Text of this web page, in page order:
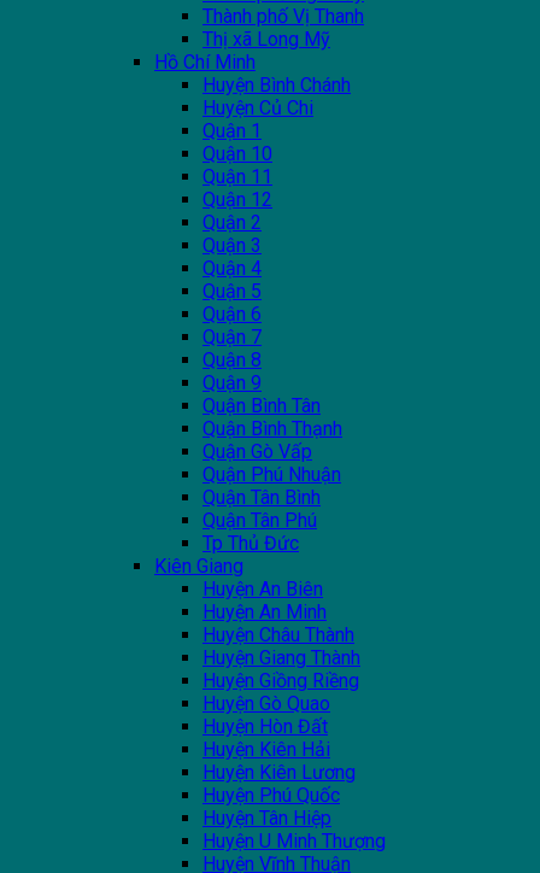
Thành phố Vị Thanh
Thị xã Long Mỹ
Hồ Chí Minh
Huyện Bình Chánh
Huyện Củ Chi
Quận 1
Quận 10
Quận 11
Quận 12
Quận 2
Quận 3
Quận 4
Quận 5
Quận 6
Quận 7
Quận 8
Quận 9
Quận Bình Tân
Quận Bình Thạnh
Quận Gò Vấp
Quận Phú Nhuận
Quận Tân Bình
Quận Tân Phú
Tp Thủ Đức
Kiên Giang
Huyện An Biên
Huyện An Minh
Huyện Châu Thành
Huyện Giang Thành
Huyện Giồng Riềng
Huyện Gò Quao
Huyện Hòn Đất
Huyện Kiên Hải
Huyện Kiên Lương
Huyện Phú Quốc
Huyện Tân Hiệp
Huyện U Minh Thượng
Huyện Vĩnh Thuận